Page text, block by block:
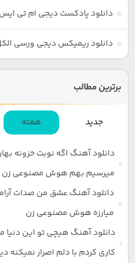
دانلود پادکست دیجی ام تی
دانلود ریمیکس دیجی ورسی الکل 8
برترین مطالب
جدید هفته
دانلود آهنگ اگه نوبت خزونه
میرسیم بهم هوش مصنوعی زن
دانلود آهنگ عشق من صدات
میارزه هوش مصنوعی زن
دانلود آهنگ هیچی تو این
کاری کردم با دلم اصرار